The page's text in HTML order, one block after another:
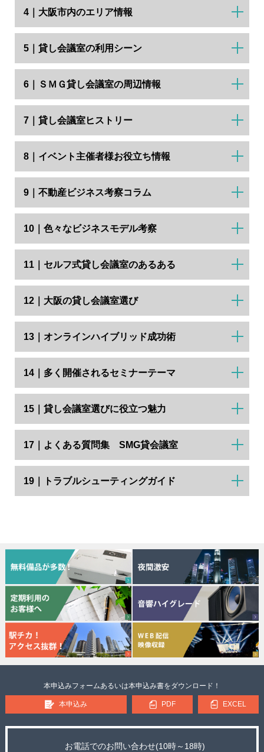
4｜大阪市内のエリア情報
5｜貸し会議室の利用シーン
6｜ＳＭＧ貸し会議室の周辺情報
7｜貸し会議室ヒストリー
8｜イベント主催者様お役立ち情報
9｜不動産ビジネス考察コラム
10｜色々なビジネスモデル考察
11｜セルフ式貸し会議室のあるある
12｜大阪の貸し会議室選び
13｜オンラインハイブリッド成功術
14｜多く開催されるセミナーテーマ
15｜貸し会議室選びに役立つ魅力
17｜よくある質問集 SMG貸会議室
19｜トラブルシューティングガイド
本申込みフォームあるいは本申込み書をダウンロード！
本申込み PDF EXCEL
お電話でのお問い合わせ(10時～18時)